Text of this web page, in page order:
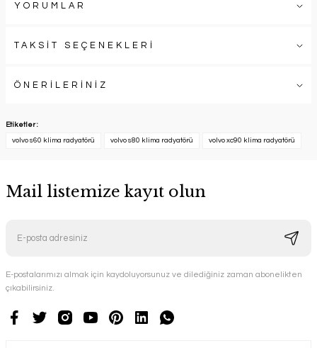
YORUMLAR
TAKSİT SEÇENEKLERİ
ÖNERİLERİNİZ
Etiketler :
volvo s60 klima radyatörü volvo s80 klima radyatörü volvo xc90 klima radyatörü
Mail listemize kayıt olun
E-postalarımızı almak için kaydoluyorsunuz ve dilediğiniz zaman abonelikten
çıkabilirsiniz.